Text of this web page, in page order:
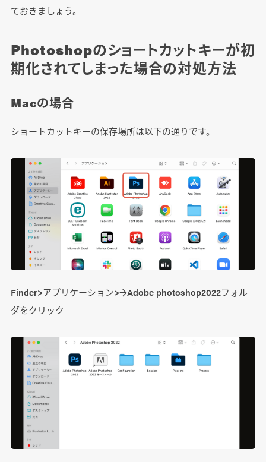
ておきましょう。
Photoshopのショートカットキーが初
期化されてしまった場合の対処方法
Macの場合
ショートカットキーの保存場所は以下の通りです。
Finder>アプリケーション>→Adobe photoshop2022フォル
ダをクリック